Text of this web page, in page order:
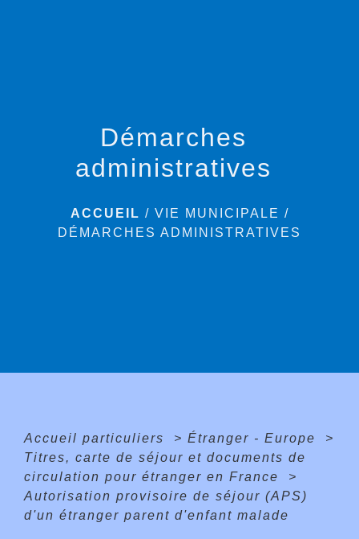
Démarches
administratives
ACCUEIL / VIE MUNICIPALE /
DÉMARCHES ADMINISTRATIVES
Accueil particuliers > Étranger - Europe
>
Titres, carte de séjour et documents de
circulation pour étranger en France
>
Autorisation provisoire de séjour (APS)
d'un étranger parent d'enfant malade